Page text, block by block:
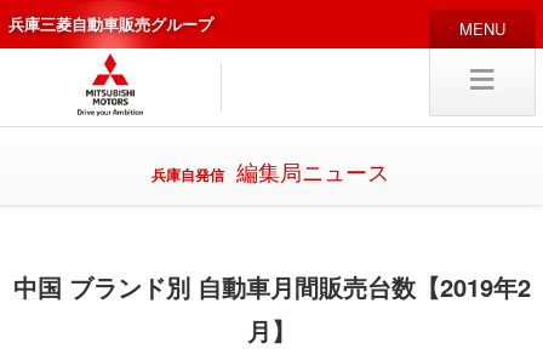
兵庫三菱自動車販売グループ
HOME 販売店
新車 中古・カスタム車
採用 情報 キャリア採用
兵庫自発信 編集局ニュース
中国 ブランド別 自動車月間販売台数【2019年2
月】